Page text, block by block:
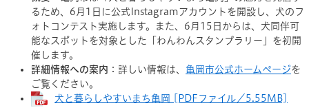
るため、6月1日に公式Instagramアカウントを開設し、犬のフ
ォトコンテスト実施します。また、6月15日からは、犬同伴可
能なスポットを対象とした「わんわんスタンプラリー」を初開
催します。​​​
詳細情報への案内 ：詳しい情報は、 亀岡市公式ホームページを
ご覧ください。
犬と暮らしやすいまち亀岡 [PDFファイル／5.55MB]